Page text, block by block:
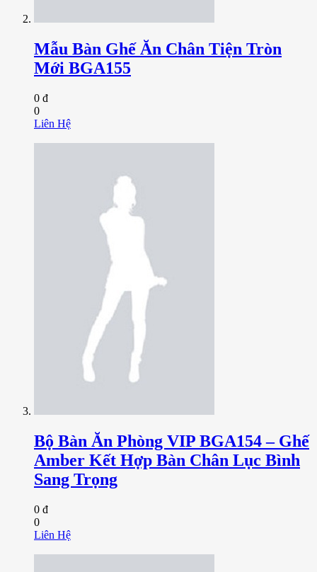
Mẫu Bàn Ghế Ăn Chân Tiện Tròn
Mới BGA155
0 đ
0
Liên Hệ
Bộ Bàn Ăn Phòng VIP BGA154 – Ghế
Amber Kết Hợp Bàn Chân Lục Bình
Sang Trọng
0 đ
0
Liên Hệ